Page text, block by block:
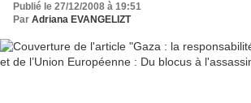
Publié le 27/12/2008 à 19:51
Par Adriana EVANGELIZT